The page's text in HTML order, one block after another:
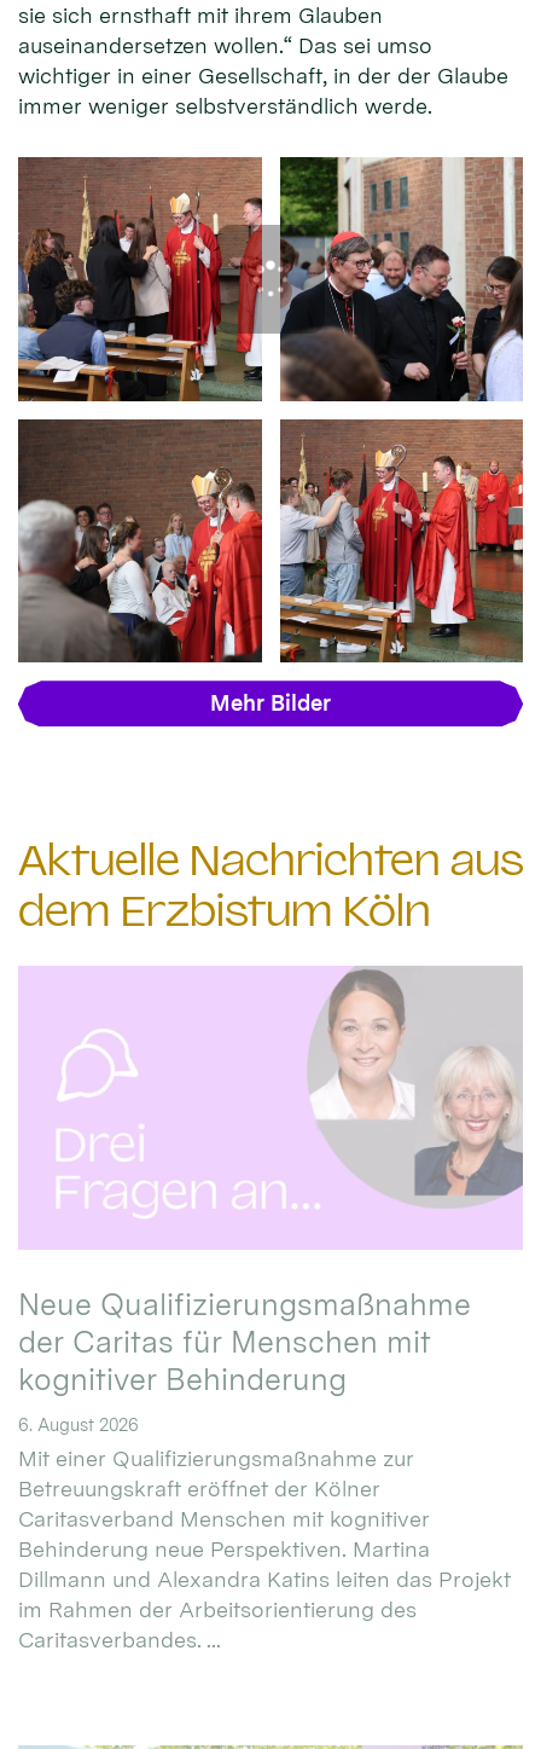
sie sich ernsthaft mit ihrem Glauben
auseinandersetzen wollen.“ Das sei umso
wichtiger in einer Gesellschaft, in der der Glaube
immer weniger selbstverständlich werde.
Mehr Bilder
Aktuelle Nachrichten aus
dem Erzbistum Köln
Neue Qualifizierungsmaßnahme
der Caritas für Menschen mit
kognitiver Behinderung
6. August 2026
Mit einer Qualifizierungsmaßnahme zur
Betreuungskraft eröffnet der Kölner
Caritasverband Menschen mit kognitiver
Behinderung neue Perspektiven. Martina
Dillmann und Alexandra Katins leiten das Projekt
im Rahmen der Arbeitsorientierung des
Caritasverbandes. ...